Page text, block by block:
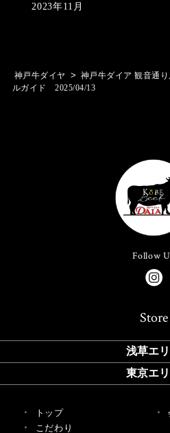
2023年11月
神戸牛ダイヤ > 神戸牛ダイア 観音通り
ルガイド 2025/04/13
Follow
Store
浅草エ
東京エ
トップ
こだわり